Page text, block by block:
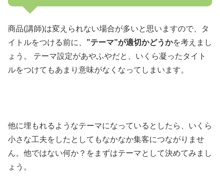
商品(講師)は変えられない場合が多いと思いますので、タ
イトルをつける前に、 ”テーマ”が適切かどうかを考えまし
ょう。 テーマ設定があやふやだと、いくら凝ったタイト
ルをつけてもあまり意味がなくなってしまいます。
他に埋もれるようなテーマになっているとしたら、いくら
小さな工夫をしたとしてもなかなか集客につながりませ
ん。他ではない何か？をまずはテーマとして決めてみまし
ょう。